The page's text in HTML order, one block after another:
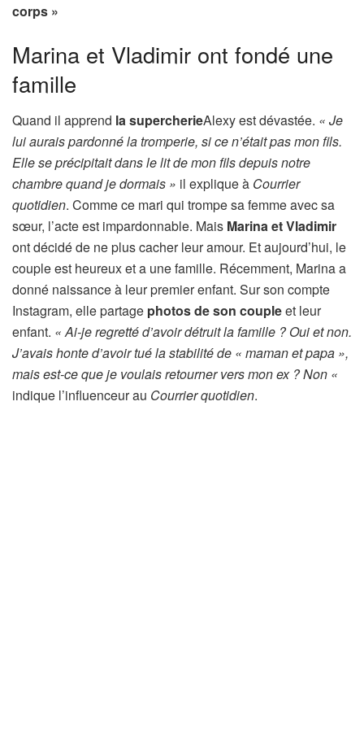
corps »
Marina et Vladimir ont fondé une
famille
Quand il apprend la supercherieAlexy est dévastée. « Je
lui aurais pardonné la tromperie, si ce n’était pas mon fils.
Elle se précipitait dans le lit de mon fils depuis notre
chambre quand je dormais » il explique à Courrier
quotidien. Comme ce mari qui trompe sa femme avec sa
sœur, l’acte est impardonnable. Mais Marina et Vladimir
ont décidé de ne plus cacher leur amour. Et aujourd’hui, le
couple est heureux et a une famille. Récemment, Marina a
donné naissance à leur premier enfant. Sur son compte
Instagram, elle partage photos de son coupleet leur
enfant. « Ai-je regretté d’avoir détruit la famille ? Oui et non.
J’avais honte d’avoir tué la stabilité de « maman et papa »,
mais est-ce que je voulais retourner vers mon ex ? Non «
indique l’influenceur au Courrier quotidien.